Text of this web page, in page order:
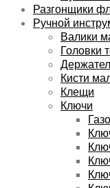
Разгонщики
Ручной
Валики
Головки
Кисти
Клещи
Ключи